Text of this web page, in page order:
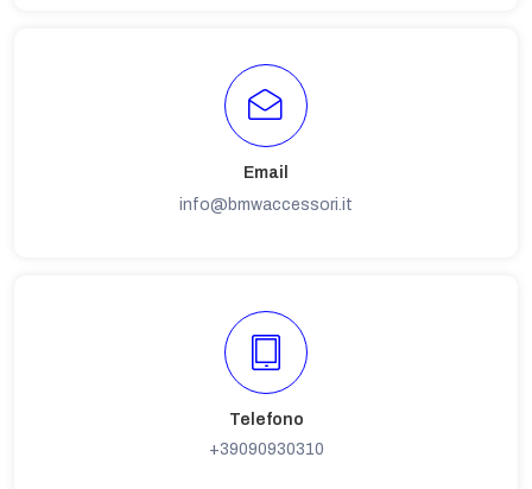
Email
info@bmwaccessori.it
Telefono
+39090930310